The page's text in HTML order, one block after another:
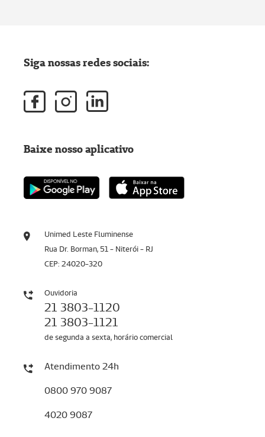
Unimed Leste Fluminense
Rua Dr. Borman, 51 - Niterói - RJ
CEP: 24020-320
Ouvidoria
21 3803-1120
21 3803-1121
de segunda a sexta, horário comercial
Atendimento 24h
0800 970 9087
4020 9087
Siga nossas redes sociais:
Baixe nosso aplicativo